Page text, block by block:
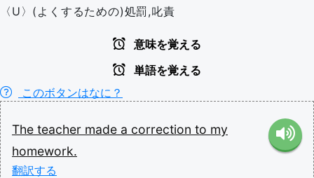
〈U〉(よくするための)処罰,叱責
意味を覚える
単語を覚える
このボタンはなに？
The teacher made a correction to my
homework.
翻訳する